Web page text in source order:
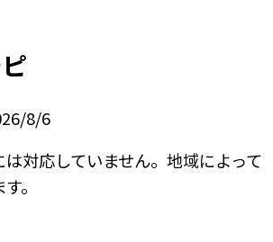
8/6
対応していません。地域によって
。